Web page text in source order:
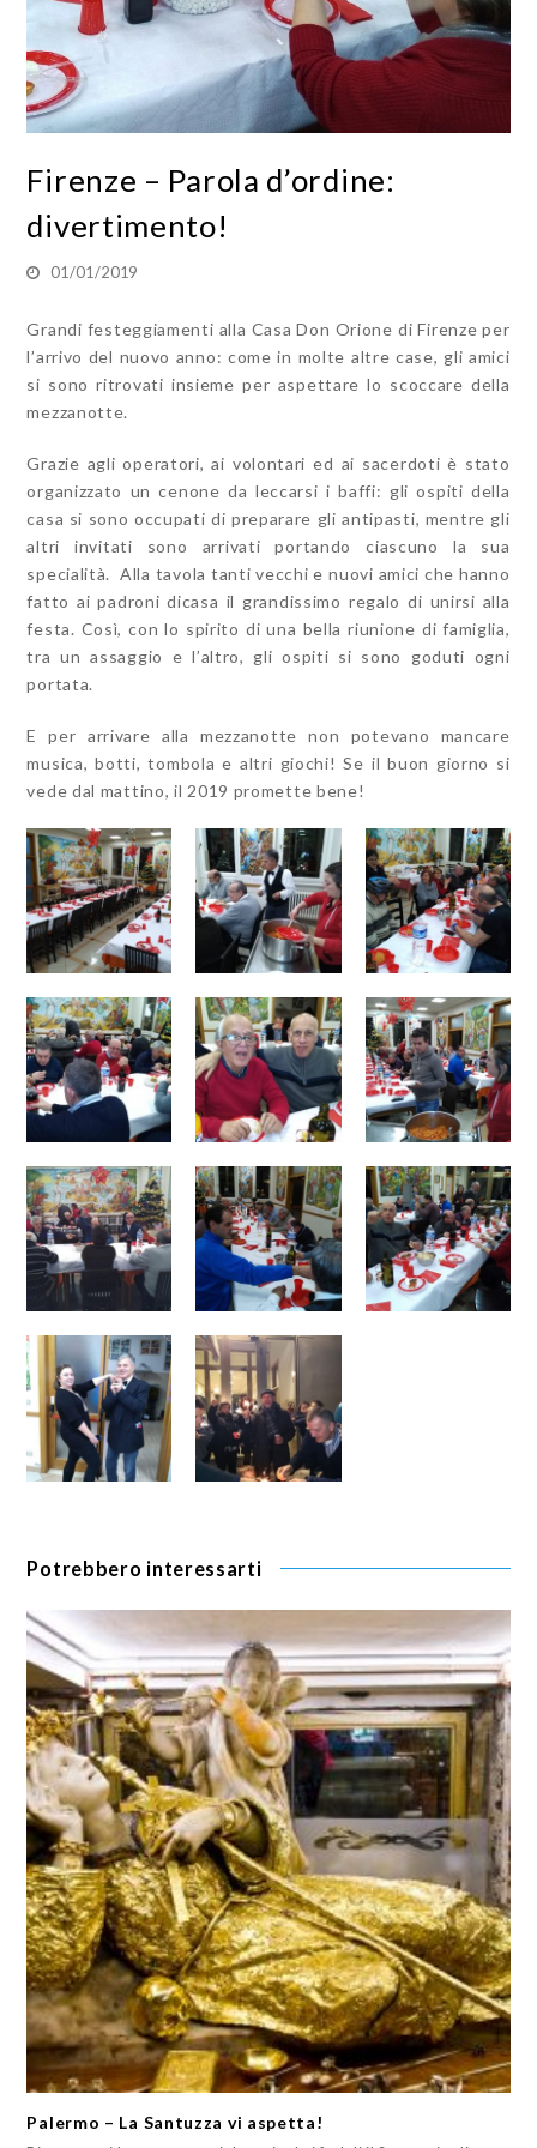
Firenze – Parola d’ordine:
divertimento!
01/01/2019
Grandi festeggiamenti alla Casa Don Orione di Firenze per
l’arrivo del nuovo anno: come in molte altre case, gli amici
si sono ritrovati insieme per aspettare lo scoccare della
mezzanotte.
Grazie agli operatori, ai volontari ed ai sacerdoti è stato
organizzato un cenone da leccarsi i baffi: gli ospiti della
casa si sono occupati di preparare gli antipasti, mentre gli
altri invitati sono arrivati portando ciascuno la sua
specialità. Alla tavola tanti vecchi e nuovi amici che hanno
fatto ai padroni dicasa il grandissimo regalo di unirsi alla
festa. Così, con lo spirito di una bella riunione di famiglia,
tra un assaggio e l’altro, gli ospiti si sono goduti ogni
portata.
E per arrivare alla mezzanotte non potevano mancare
musica, botti, tombola e altri giochi! Se il buon giorno si
vede dal mattino, il 2019 promette bene!
Potrebbero interessarti
Palermo – La Santuzza vi aspetta!